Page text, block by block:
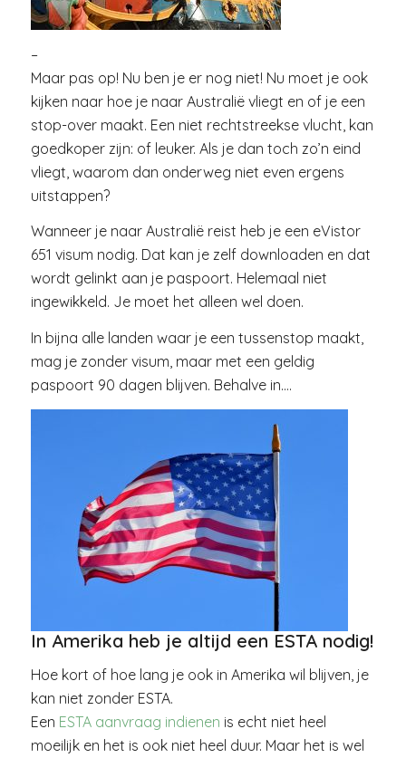
–
Maar pas op! Nu ben je er nog niet! Nu moet je ook
kijken naar hoe je naar Australië vliegt en of je een
stop-over maakt. Een niet rechtstreekse vlucht, kan
goedkoper zijn: of leuker. Als je dan toch zo’n eind
vliegt, waarom dan onderweg niet even ergens
uitstappen?
Wanneer je naar Australië reist heb je een eVistor
651 visum nodig. Dat kan je zelf downloaden en dat
wordt gelinkt aan je paspoort. Helemaal niet
ingewikkeld. Je moet het alleen wel doen.
In bijna alle landen waar je een tussenstop maakt,
mag je zonder visum, maar met een geldig
paspoort 90 dagen blijven. Behalve in….
In Amerika heb je altijd een ESTA nodig!
Hoe kort of hoe lang je ook in Amerika wil blijven, je
kan niet zonder ESTA.
Een ESTA aanvraag indienen is echt niet heel
moeilijk en het is ook niet heel duur. Maar het is wel